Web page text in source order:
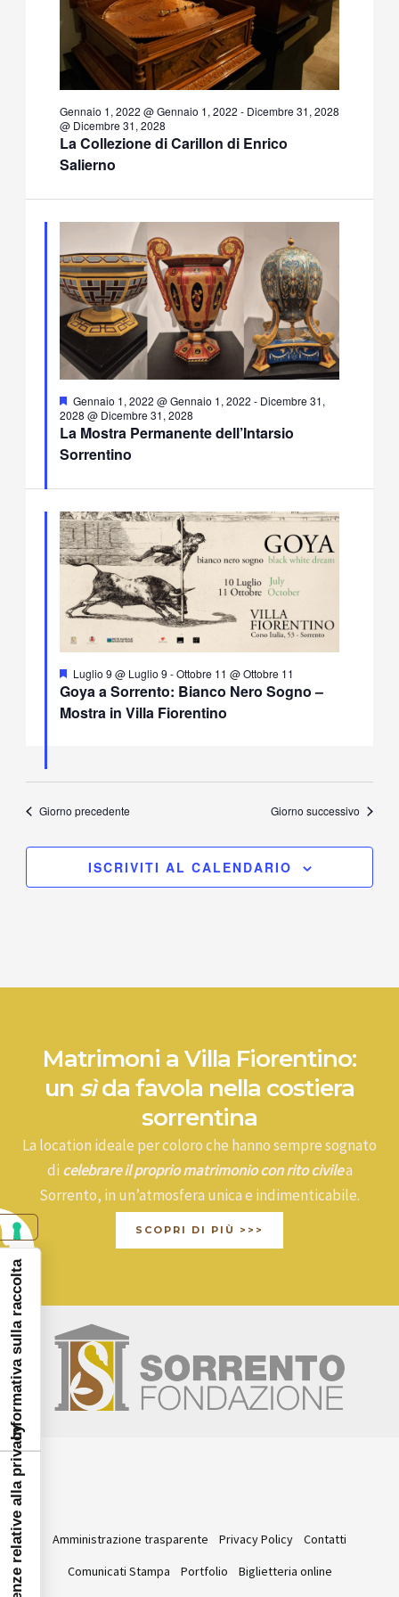
La Collezione di Carillon di Enrico
Salierno
Gennaio 1, 2022 @ Gennaio 1, 2022 - Dicembre 31, 2028
@ Dicembre 31, 2028
La Mostra Permanente dell’Intarsio
Sorrentino
Segnalati
Gennaio 1, 2022 @ Gennaio 1, 2022 - Dicembre 31,
2028 @ Dicembre 31, 2028
Goya a Sorrento: Bianco Nero Sogno –
Mostra in Villa Fiorentino
Segnalati
Luglio 9 @ Luglio 9 -Ottobre 11 @ Ottobre 11
Giorno precedente Giorno successivo
ISCRIVITI AL CALENDARIO
Matrimoni a Villa Fiorentino:
un sìda favola nella costiera
sorrentina
La location ideale per coloro che hanno sempre sognato
di celebrare il proprio matrimonio con rito civilea
Sorrento, in un’atmosfera unica e indimenticabile.
SCOPRI DI PIÙ >>>
Amministrazione trasparente Privacy Policy
Contatti
Comunicati Stampa
Portfolio Biglietteria online
Informativa sulla raccolta